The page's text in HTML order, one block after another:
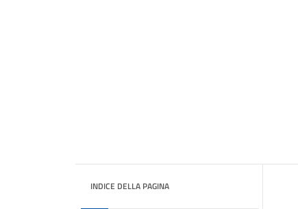
INDICE DELLA PAGINA